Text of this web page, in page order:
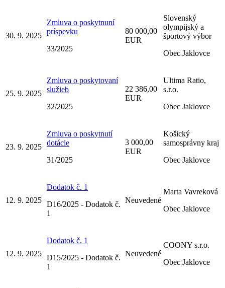
30. 9. 2025
Zmluva o poskytnuní
príspevku
33/2025
80 000,00
EUR
Slovenský
olympijský a
športový výbor
Obec Jaklovce
25. 9. 2025
Zmluva o poskytovaní
služieb
32/2025
22 386,00
EUR
Ultima Ratio,
s.r.o.
Obec Jaklovce
23. 9. 2025
Zmluva o poskytnutí
dotácie
31/2025
3 000,00
EUR
Košický
samosprávny kraj
Obec Jaklovce
12. 9. 2025
Dodatok č. 1
D16/2025 - Dodatok č.
1
Neuvedené
Marta Vavreková
Obec Jaklovce
12. 9. 2025
Dodatok č. 1
D15/2025 - Dodatok č.
1
Neuvedené
COONY s.r.o.
Obec Jaklovce